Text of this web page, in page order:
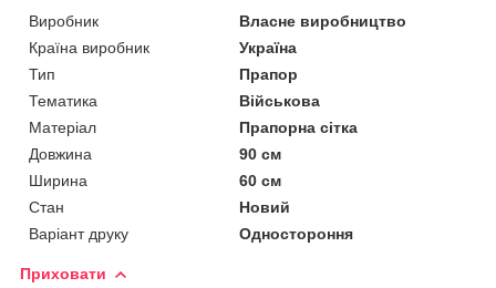
Виробник
Власне виробництво
Країна виробник
Україна
Тип
Прапор
Тематика
Військова
Матеріал
Прапорна сітка
Довжина
90 см
Ширина
60 см
Стан
Новий
Варіант друку
Одностороння
Приховати